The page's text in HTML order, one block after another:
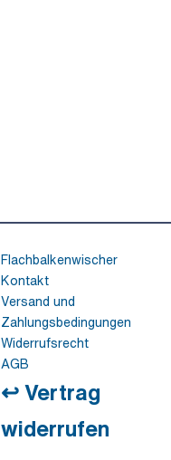
Flachbalkenwischer
Kontakt
Versand und
Zahlungsbedingungen
Widerrufsrecht
AGB
↩ Vertrag
widerrufen